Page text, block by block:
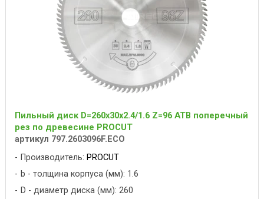
Пильный диск D=260x30x2.4/1.6 Z=96 ATB поперечный
рез по древесине PROCUT
артикул 797.2603096F.ECO
Производитель: PROCUT
b - толщина корпуса (мм): 1.6
D - диаметр диска (мм): 260